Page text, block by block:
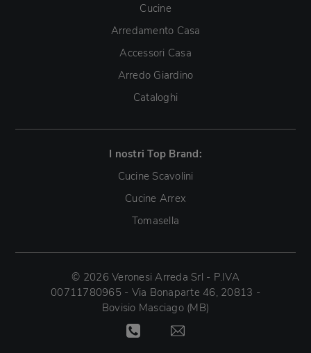
Cucine
Arredamento Casa
Accessori Casa
Arredo Giardino
Cataloghi
I nostri Top Brand:
Cucine Scavolini
Cucine Arrex
Tomasella
© 2026 Veronesi Arreda Srl - P.IVA
00711780965 - Via Bonaparte 46, 20813 -
Bovisio Masciago (MB)